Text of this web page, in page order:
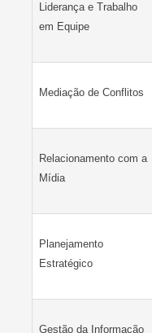
Liderança e Trabalho
em Equipe
Mediação de Conflitos
Relacionamento com a
Mídia
Planejamento
Estratégico
Gestão da Informação